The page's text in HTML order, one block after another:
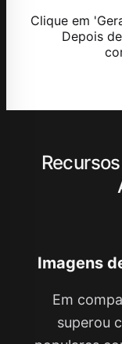
Clique em
Depois
Imagens
Em
superou